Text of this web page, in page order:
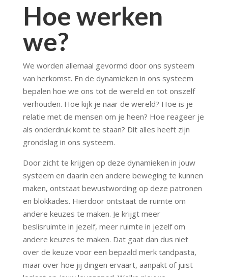
Hoe werken
we?
We worden allemaal gevormd door ons systeem
van herkomst. En de dynamieken in ons systeem
bepalen hoe we ons tot de wereld en tot onszelf
verhouden. Hoe kijk je naar de wereld? Hoe is je
relatie met de mensen om je heen? Hoe reageer je
als onderdruk komt te staan? Dit alles heeft zijn
grondslag in ons systeem.
Door zicht te krijgen op deze dynamieken in jouw
systeem en daarin een andere beweging te kunnen
maken, ontstaat bewustwording op deze patronen
en blokkades. Hierdoor ontstaat de ruimte om
andere keuzes te maken. Je krijgt meer
beslisruimte in jezelf, meer ruimte in jezelf om
andere keuzes te maken. Dat gaat dan dus niet
over de keuze voor een bepaald merk tandpasta,
maar over hoe jij dingen ervaart, aanpakt of juist